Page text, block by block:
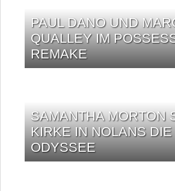
PAUL DANO UND
QUALLEY IM
REMAKE
SAMANTHA MORTON
KIRKE IN NOLANS DIE
ODYSSEE